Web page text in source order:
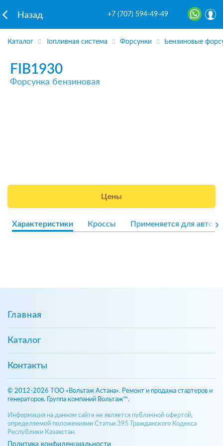
Назад +7 (707) 594-49-49
Каталог Топливная система Форсунки Бензиновые
FIB1930
Форсунка бензиновая
Цены
Характеристики Кроссы Применяется для авто
Главная
Каталог
Контакты
© 2012-2026 ТОО «Вольтаж Астана». Ремонт и продажа стартеров и
генераторов. Группа компаний Вольтаж™.
Информация на данном сайте не является публичной офертой,
определяемой положениями Статьи 395 Гражданского Кодекса
Республики Казахстан.
Политика конфиденциальности